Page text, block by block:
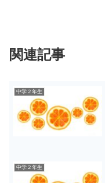
関連記事
中学２年生
中学２年生